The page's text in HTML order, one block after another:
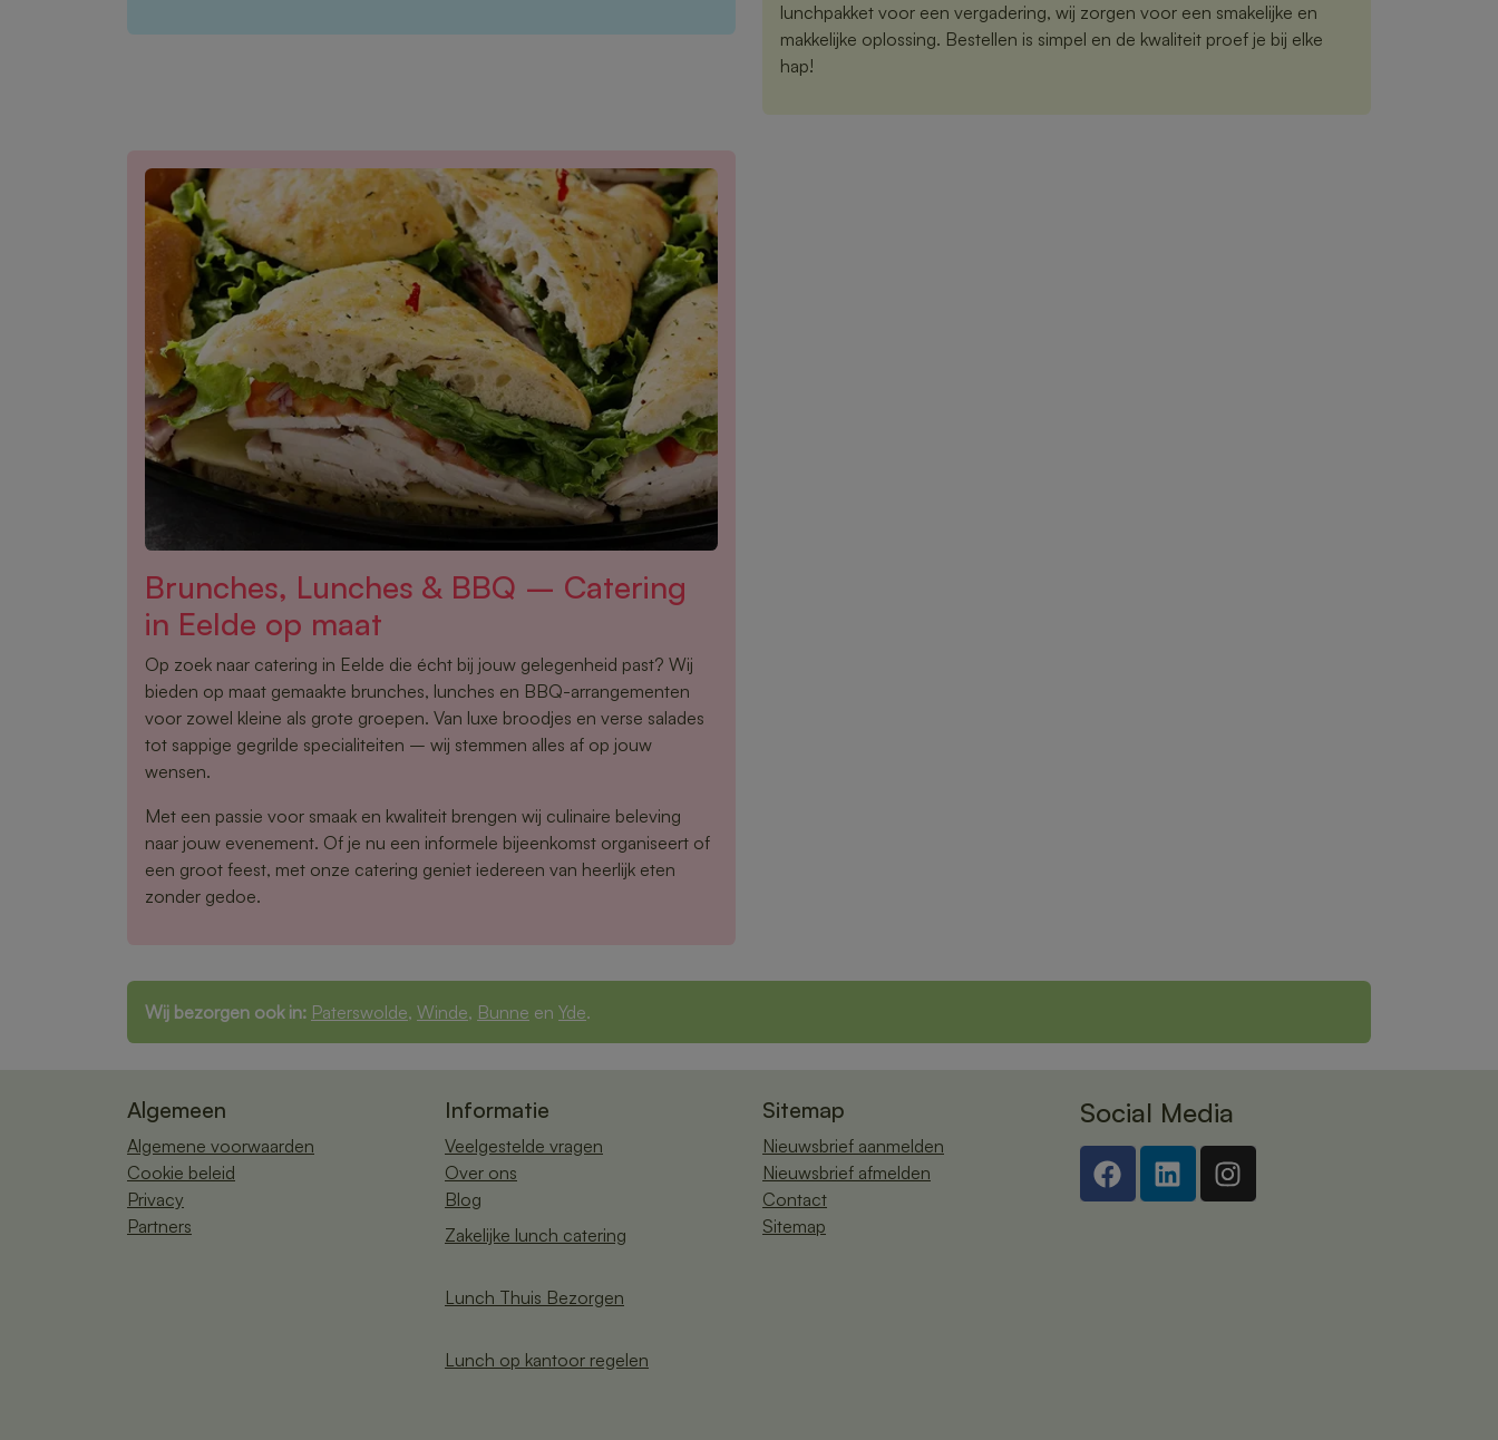
lunchpakket voor een vergadering, wij zorgen voor een smakelijke en
makkelijke oplossing. Bestellen is simpel en de kwaliteit proef je bij elke
hap!
Brunches, Lunches & BBQ – Catering
in Eelde op maat
Op zoek naar catering in Eelde die écht bij jouw gelegenheid past? Wij
bieden op maat gemaakte brunches, lunches en BBQ-arrangementen
voor zowel kleine als grote groepen. Van luxe broodjes en verse salades
tot sappige gegrilde specialiteiten – wij stemmen alles af op jouw
wensen.
Met een passie voor smaak en kwaliteit brengen wij culinaire beleving
naar jouw evenement. Of je nu een informele bijeenkomst organiseert of
een groot feest, met onze catering geniet iedereen van heerlijk eten
zonder gedoe.
Wij bezorgen ook in: Paterswolde, Winde, Bunne en Yde.
Algemeen
Algemene voorwaarden
Cookie beleid
Privacy
Partners
Informatie
Veelgestelde vragen
Over ons
Blog
Zakelijke lunch catering
Lunch Thuis Bezorgen
Lunch op kantoor regelen
Sitemap
Nieuwsbrief aanmelden
Nieuwsbrief afmelden
Contact
Sitemap
Social Media